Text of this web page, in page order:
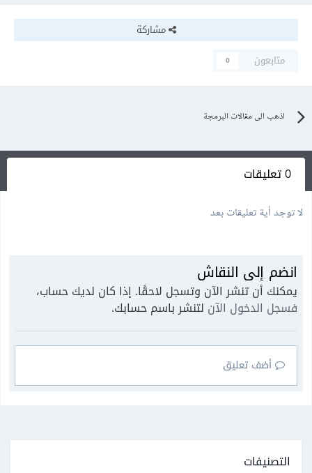
مشاركة
متابعون
0
اذهب الى مقالات البرمجة
0 تعليقات
لا توجد أية تعليقات بعد
انضم إلى النقاش
يمكنك أن تنشر الآن وتسجل لاحقًا. إذا كان لديك حساب،
فسجل الدخول الآن لتنشر باسم حسابك.
أضف تعليق
التصنيفات